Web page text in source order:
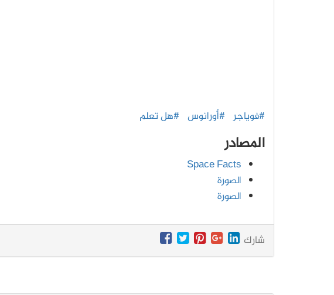
#فوياجر #أورانوس #هل تعلم
المصادر
Space Facts
الصورة
الصورة
شارك